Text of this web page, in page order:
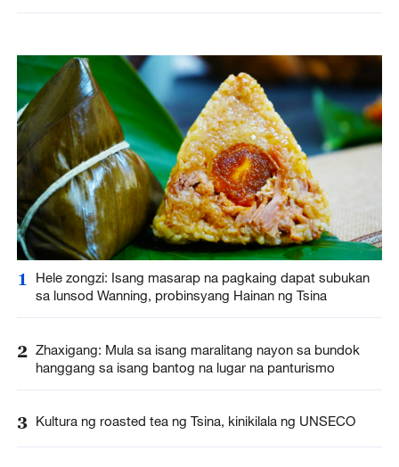
1
Hele zongzi: Isang masarap na pagkaing dapat subukan
sa lunsod Wanning, probinsyang Hainan ng Tsina
2 Zhaxigang: Mula sa isang maralitang nayon sa bundok
hanggang sa isang bantog na lugar na panturismo
3 Kultura ng roasted tea ng Tsina, kinikilala ng UNSECO